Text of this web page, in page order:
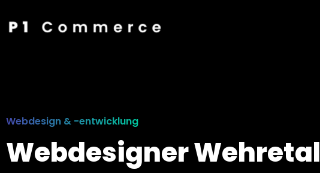
Webdesign & -entwicklung
Webdesigner Wehretal